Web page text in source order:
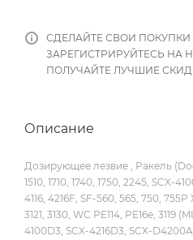
СДЕЛАЙТЕ СВОИ
ЗАРЕГИСТРИРУЙТЕСЬ НА
ПОЛУЧАЙТЕ ЛУЧШИЕ
Описание
Дозирующее лезвие , Ракель
1510, 1710, 1740, 1750, 2245, SCX-
4116, 4216F, SF-560, 565, 750, 755P
3121, 3130, WC PE114, PE16e, 3119
4100D3, SCX-4216D3, SCX-